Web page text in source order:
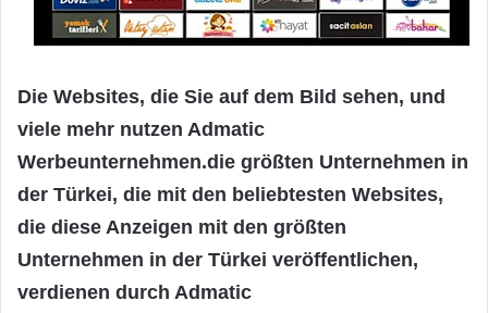
Die Websites, die Sie auf dem Bild sehen, und
viele mehr nutzen Admatic
Werbeunternehmen.die größten Unternehmen in
der Türkei, die mit den beliebtesten Websites,
die diese Anzeigen mit den größten
Unternehmen in der Türkei veröffentlichen,
verdienen durch Admatic